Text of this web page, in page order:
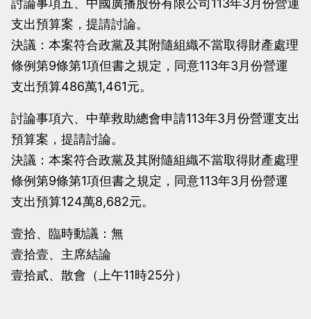
討論事項五、中國廣播股份有限公司113年3月份營運
支出預算案，提請討論。
決議：本案符合政黨及其附隨組織不當取得財產處理
條例第9條第1項但書之規定，同意113年3月份營運
支出預算486萬1,461元。
討論事項六、中華救助總會申請113年3月份營運支出
預算案，提請討論。
決議：本案符合政黨及其附隨組織不當取得財產處理
條例第9條第1項但書之規定，同意113年3月份營運
支出預算124萬8,682元。
壹拾、臨時動議：無
壹拾壹、主席結論
壹拾貳、散會（上午11時25分）